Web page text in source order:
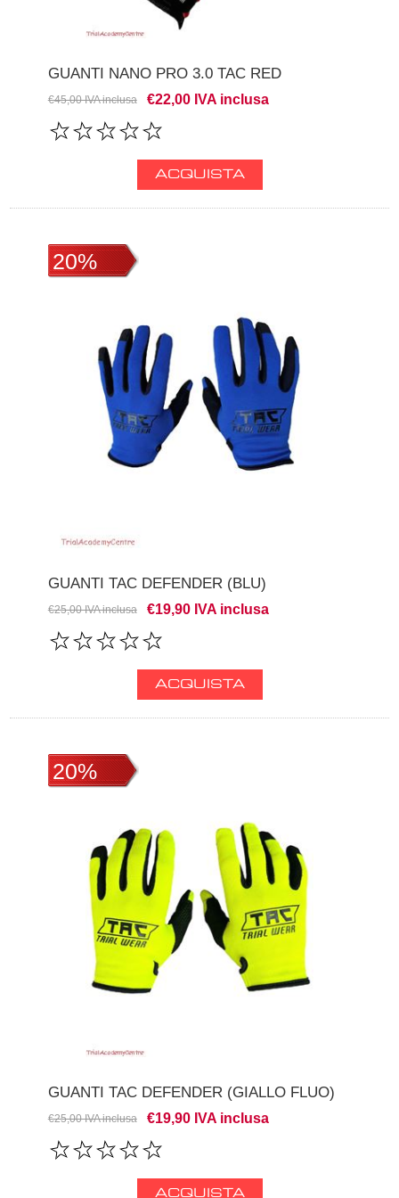
GUANTI NANO PRO 3.0 TAC RED
€45,00 IVA inclusa €22,00 IVA inclusa
20%
GUANTI TAC DEFENDER (BLU)
€25,00 IVA inclusa €19,90 IVA inclusa
20%
GUANTI TAC DEFENDER (GIALLO FLUO)
€25,00 IVA inclusa €19,90 IVA inclusa